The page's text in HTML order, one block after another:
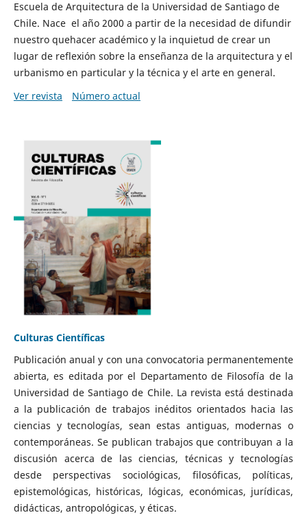
Escuela de Arquitectura de la Universidad de Santiago de
Chile. Nace el año 2000 a partir de la necesidad de difundir
nuestro quehacer académico y la inquietud de crear un
lugar de reflexión sobre la enseñanza de la arquitectura y el
urbanismo en particular y la técnica y el arte en general.
Ver revista
Número actual
Culturas Científicas
Publicación anual y con una convocatoria permanentemente
abierta, es editada por el Departamento de Filosofía de la
Universidad de Santiago de Chile. La revista está destinada
a la publicación de trabajos inéditos orientados hacia las
ciencias y tecnologías, sean estas antiguas, modernas o
contemporáneas. Se publican trabajos que contribuyan a la
discusión acerca de las ciencias, técnicas y tecnologías
desde perspectivas sociológicas, filosóficas, políticas,
epistemológicas, históricas, lógicas, económicas, jurídicas,
didácticas, antropológicas, y éticas.